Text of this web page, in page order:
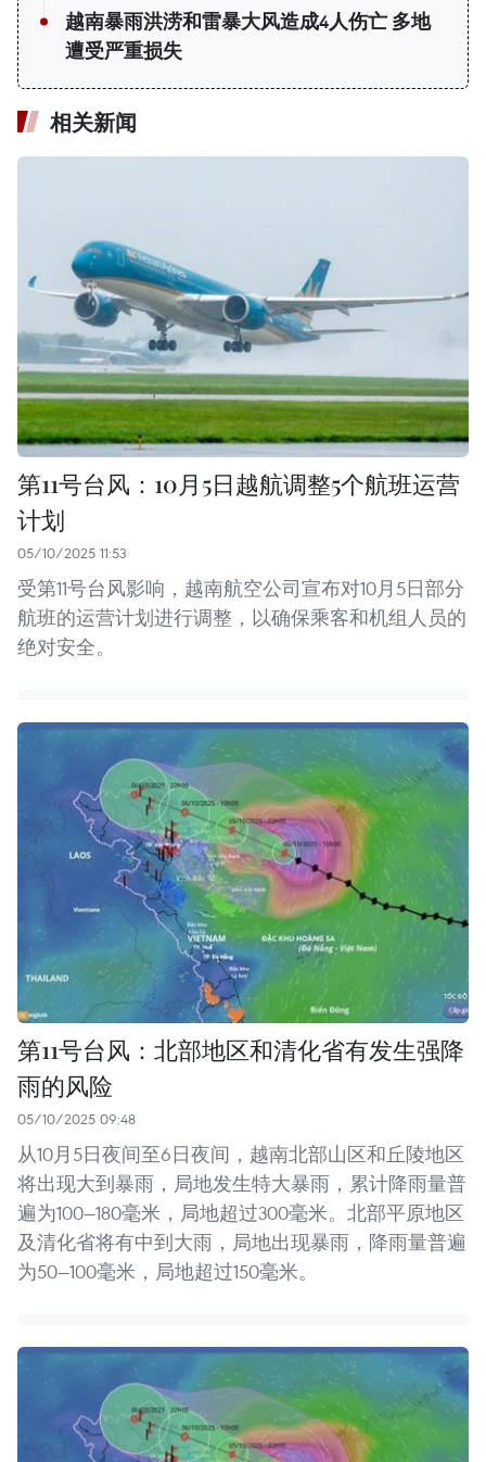
越南暴雨洪涝和雷暴大风造成4人伤亡 多地
遭受严重损失
相关新闻
第11号台风：10月5日越航调整5个航班运营
计划
05/10/2025 11:53
受第11号台风影响，越南航空公司宣布对10月5日部分
航班的运营计划进行调整，以确保乘客和机组人员的
绝对安全。
第11号台风：北部地区和清化省有发生强降
雨的风险
05/10/2025 09:48
从10月5日夜间至6日夜间，越南北部山区和丘陵地区
将出现大到暴雨，局地发生特大暴雨，累计降雨量普
遍为100—180毫米，局地超过300毫米。北部平原地区
及清化省将有中到大雨，局地出现暴雨，降雨量普遍
为50—100毫米，局地超过150毫米。